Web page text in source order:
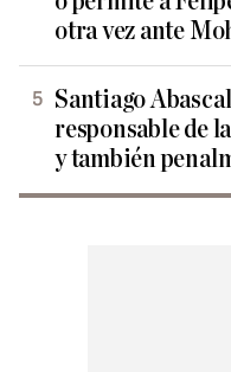
otra vez ante
Santiago
responsable de
y también